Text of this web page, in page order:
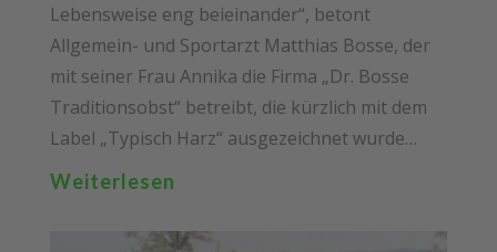
Lebensweise eng beieinander“, betont
Allgemein- und Sportarzt Matthias Bosse, der
mit seiner Frau Annika die Firma „Dr. Bosse
Traditionsobst“ betreibt, die kürzlich mit dem
Label „Typisch Harz“ ausgezeichnet wurde…
Weiterlesen